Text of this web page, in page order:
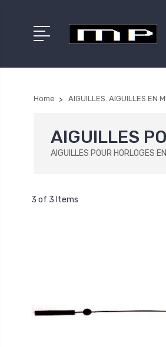
Home AIGUILLES. AIGUILLES EN
AIGUILLES
AIGUILLES POUR
3 of 3 Items